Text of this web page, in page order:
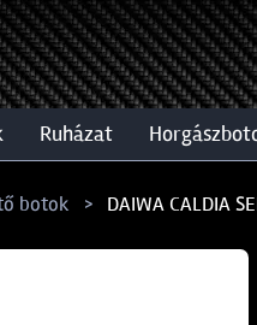
ruházat
botok DAIWA CALDIA